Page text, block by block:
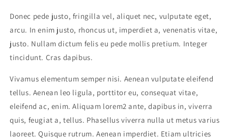
Donec pede justo, fringilla vel, aliquet nec, vulputate eget,
arcu. In enim justo, rhoncus ut, imperdiet a, venenatis vitae,
justo. Nullam dictum felis eu pede mollis pretium. Integer
tincidunt. Cras dapibus.
Vivamus elementum semper nisi. Aenean vulputate eleifend
tellus. Aenean leo ligula, porttitor eu, consequat vitae,
eleifend ac, enim. Aliquam lorem2 ante, dapibus in, viverra
quis, feugiat a, tellus. Phasellus viverra nulla ut metus varius
laoreet. Quisque rutrum. Aenean imperdiet. Etiam ultricies